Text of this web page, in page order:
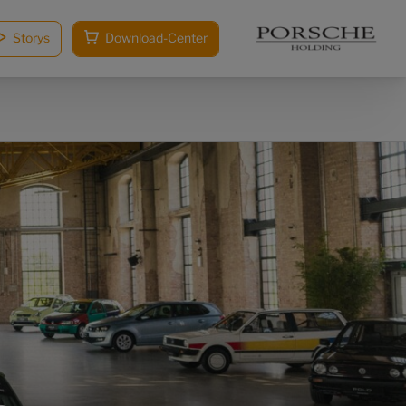
Storys Download-Center